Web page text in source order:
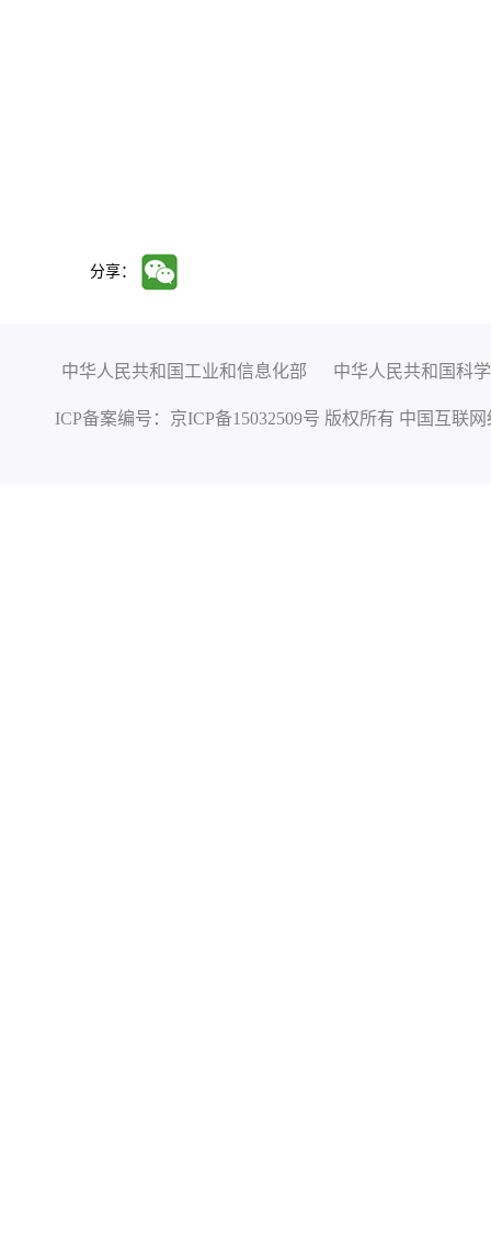
分享：
中华人民共和国工业和信息化部 中华人民共和国科
ICP备案编号： 京ICP备15032509号 版权所有 中国互联